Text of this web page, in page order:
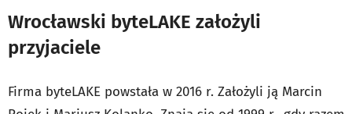
Wrocławski byteLAKE założyli
przyjaciele
Firma byteLAKE powstała w 2016 r. Założyli ją Marcin